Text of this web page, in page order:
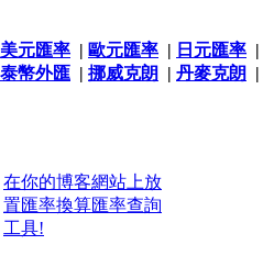
美元匯率 | 歐元匯率 | 日元匯率 |
泰幣外匯 | 挪威克朗 | 丹麥克朗 |
在你的博客網站上放
置匯率換算匯率查詢
工具!